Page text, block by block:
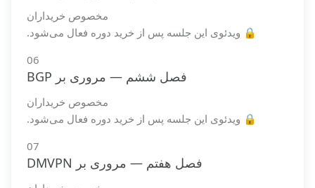
مخصوص خریداران
🔒 ویدئوی این جلسه پس از خرید دوره فعال می‌شود.
06
فصل ششم — مروری بر BGP
مخصوص خریداران
🔒 ویدئوی این جلسه پس از خرید دوره فعال می‌شود.
07
فصل هفتم — مروری بر DMVPN